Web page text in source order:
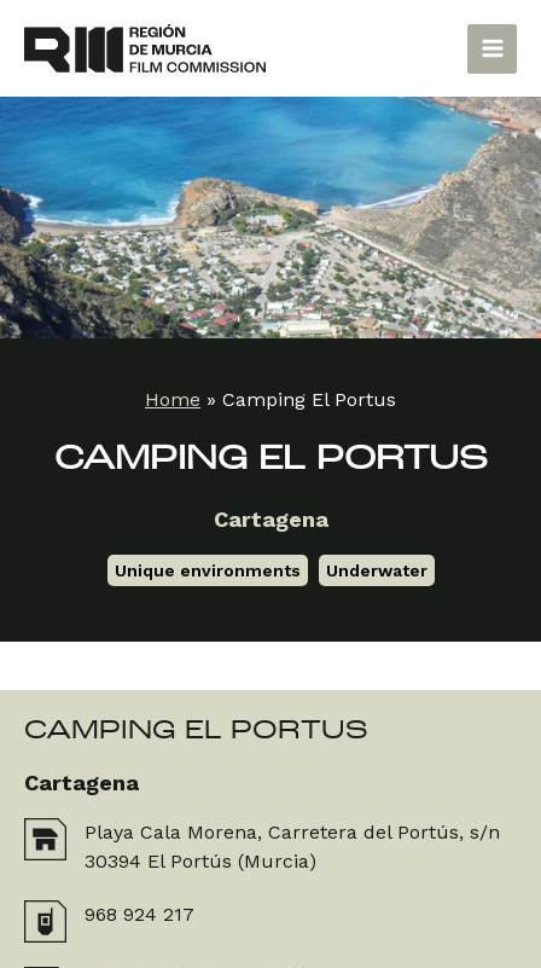
content
Main
Home » Camping El Portus
CAMPING EL PORTUS
Cartagena
Unique environments Underwater
CAMPING EL PORTUS
Cartagena
Playa Cala Morena, Carretera del Portús, s/n
30394 El Portús (Murcia)
968 924 217